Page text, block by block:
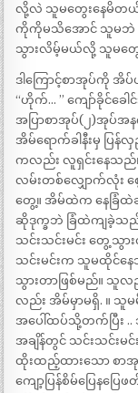
လို့လဲ သူမတွေးနေမိတ
ကိုကိုမသိအောင် သူမဘဲ
သွားလိမ့်မယ်လို့ သူမတွေ
ဒါကြောင့်စာအုပ်ကို
“ဟိုက်… ” ကျော်ခိုင်ခေါ
အပြာစာအုပ်(၂)အုပ်အ
အိမ်ရောက်ခါနီးမှ ပြ
ကလည်း လူရှင်းနေသည်
လမ်းတစ်လျှောက်လုံး
တွေ့။ အိမ်ထဲက နေခြံထဲ
ဆိုဒုက္ခဘဲ ခြံထဲကျခဲ့သည်
သင်းသင်းမင်း တွေ့သွာ
သင်းမင်းက သူမထိုင်နေ
သွားတာဖြစ်မည်။ သူလ
လည်း အိမ်မှာမရှိ. ။
အပေါ်ထပ်သို့တက်ပြီး
အချိန်တွင် သင်းသင်း
ထိုးထည့်ထားသော စာအု
ကျော့ပြန်စိမ်ပြေနပြ